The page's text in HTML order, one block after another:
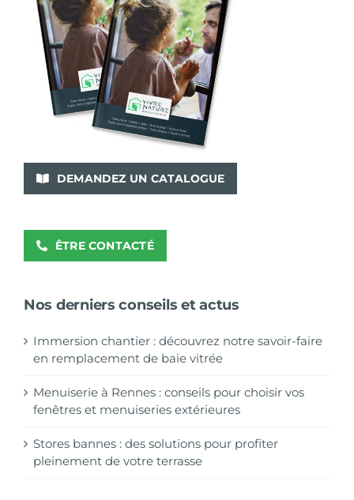
DEMANDEZ UN CATALOGUE
ÊTRE CONTACTÉ
Nos derniers conseils et actus
Immersion chantier : découvrez notre savoir-faire
en remplacement de baie vitrée
Menuiserie à Rennes : conseils pour choisir vos
fenêtres et menuiseries extérieures
Stores bannes : des solutions pour profiter
pleinement de votre terrasse